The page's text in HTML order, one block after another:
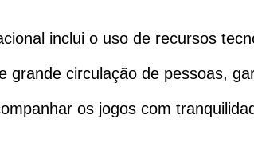
inclui o uso de recursos
grande circulação de pessoas,
os jogos com